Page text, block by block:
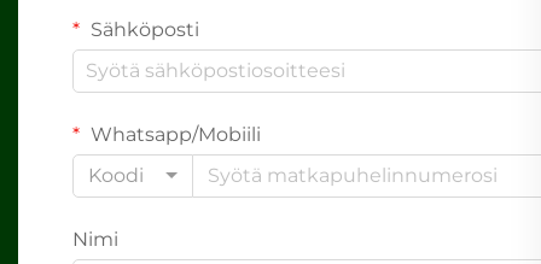
Sähköposti
Whatsapp/Mobiili
Koodi
Nimi